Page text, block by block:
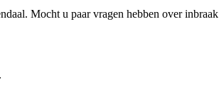
Mocht u paar vragen hebben over